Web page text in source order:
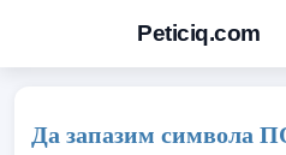
Peticiq.com
Да запазим